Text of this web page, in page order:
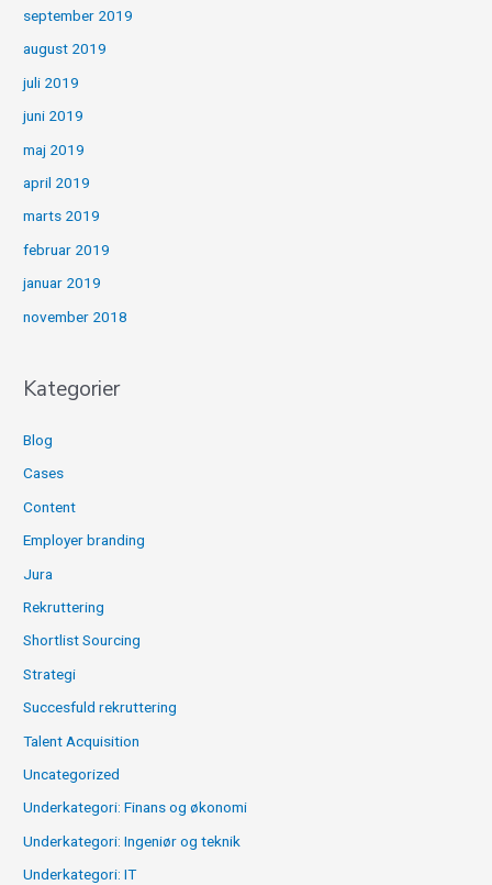
september 2019
august 2019
juli 2019
juni 2019
maj 2019
april 2019
marts 2019
februar 2019
januar 2019
november 2018
Kategorier
Blog
Cases
Content
Employer branding
Jura
Rekruttering
Shortlist Sourcing
Strategi
Succesfuld rekruttering
Talent Acquisition
Uncategorized
Underkategori: Finans og økonomi
Underkategori: Ingeniør og teknik
Underkategori: IT